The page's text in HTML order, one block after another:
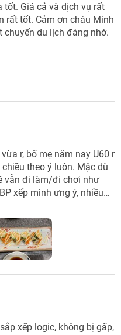
Giá cả và dịch vụ rất
rất tốt. Cảm ơn cháu Minh
du lịch đáng nhớ.
r, bố mẹ năm nay U60 r
theo ý luôn. Mặc dù
vẫn đi làm/đi chơi như
xếp mình ưng ý, nhiều…
xếp logic, không bị gấp,